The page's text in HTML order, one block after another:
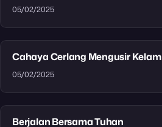
05/02/2025
Cahaya Cerlang Mengusir Kelam
05/02/2025
Berjalan Bersama Tuhan